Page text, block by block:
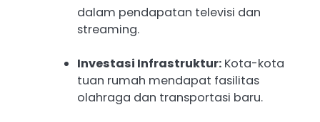
dalam pendapatan televisi dan
streaming.
Investasi Infrastruktur: Kota-kota
tuan rumah mendapat fasilitas
olahraga dan transportasi baru.